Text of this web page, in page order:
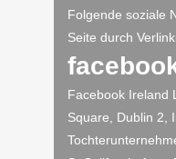
Folgende soziale
Seite durch
Facebook Ireland
Square, Dublin 2,